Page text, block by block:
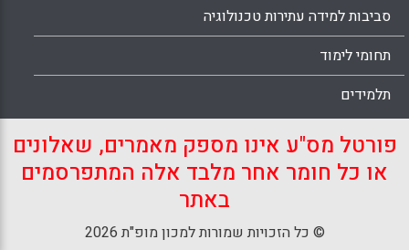
סביבות למידה עתירות טכנולוגיה
תחומי לימוד
תלמידים
פורטל מס"ע אינו מספק מאמרים, שאלונים
או כל חומר אחר מלבד אלה המתפרסמים
באתר
© כל הזכויות שמורות למכון מופ"ת 2026